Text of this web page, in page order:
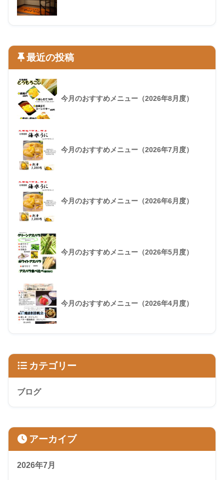
最近の投稿
今月のおすすめメニュー（2026年8月度）
今月のおすすめメニュー（2026年7月度）
今月のおすすめメニュー（2026年6月度）
今月のおすすめメニュー（2026年5月度）
今月のおすすめメニュー（2026年4月度）
カテゴリー
ブログ
アーカイブ
2026年7月